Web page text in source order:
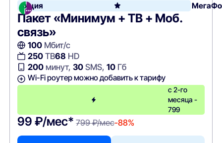
Акция
Пакет «Минимум + ТВ + Моб.
связь»
100Мбит/с
250ТВ68 HD
200минут, 30SMS, 10Гб
Wi-Fi роутер можно добавить к тарифу
с 2-го
месяца -
799
99 ₽/мес* 799 ₽/мес-88%